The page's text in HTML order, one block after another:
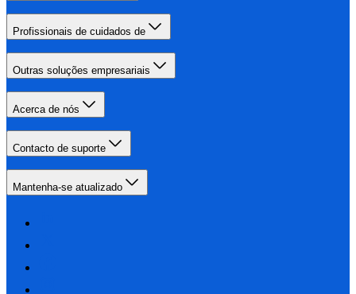
Profissionais de cuidados de
Outras soluções empresariais
Acerca de nós
Contacto de suporte
Mantenha-se atualizado